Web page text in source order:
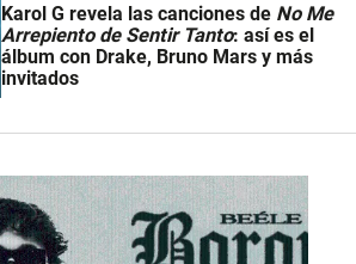
Karol G revela las canciones de No Me
Arrepiento de Sentir Tanto: así es el
álbum con Drake, Bruno Mars y más
invitados